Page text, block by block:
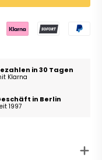
in 30 Tagen
Klarna
in Berlin
1997